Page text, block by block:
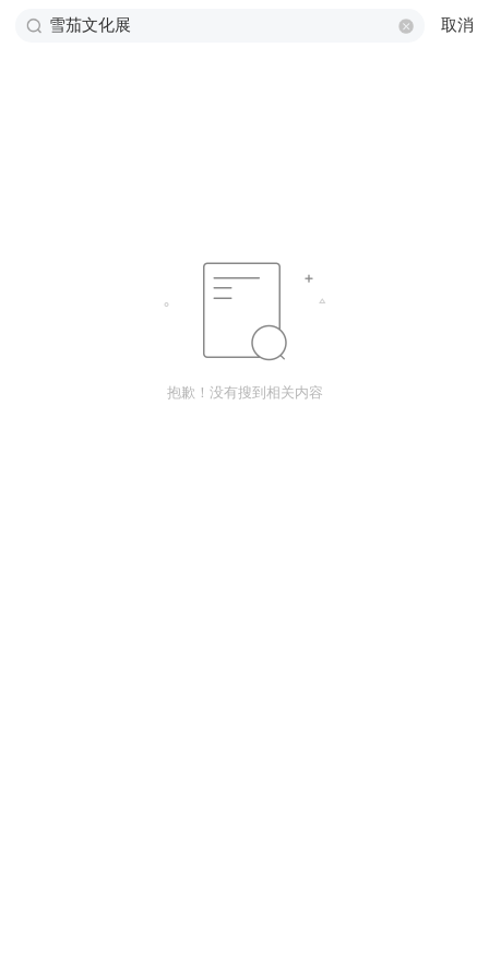
取消
抱歉！没有搜到相关内容